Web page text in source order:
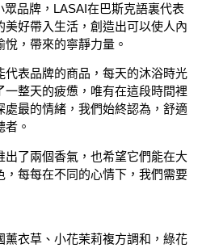
品牌，LASAI在巴斯克語裏代表
好帶入生活，創造出可以使人內
，帶來的寧靜力量。
表品牌的商品，每天的沐浴時光
整天的疲憊，唯有在這段時間裡
處最的情緒，我們始終認為，舒適
。
了兩個香氣，也希望它們能在大
，每每在不同的心情下，我們需要
薰衣草、小花茉莉複方調和，綠花